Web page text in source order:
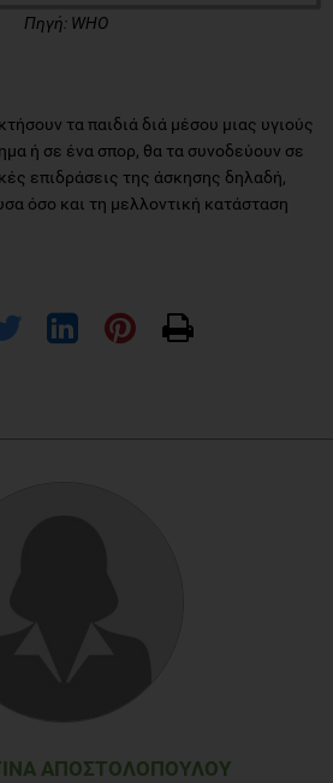
Πηγή: WHO
τα παιδιά διά μέσου μιας υγιούς
ή σε ένα σπορ, θα τα συνοδεύουν σε
επιδράσεις της άσκησης δηλαδή,
όσο και τη μελλοντική κατάσταση
ΑΠΟΣΤΟΛΟΠΟΎΛΟΥ